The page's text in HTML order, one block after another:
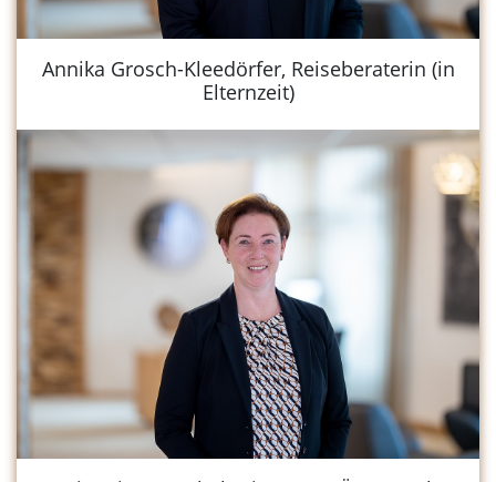
Annika Grosch-Kleedörfer, Reiseberaterin (in
Elternzeit)